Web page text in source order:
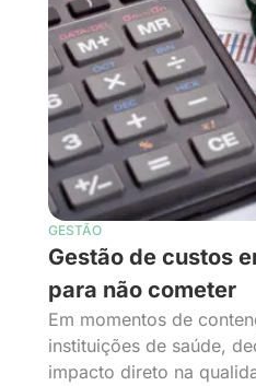
GESTÃO
Gestão de custos
para não cometer
Em momentos de
instituições de saúde,
impacto direto na